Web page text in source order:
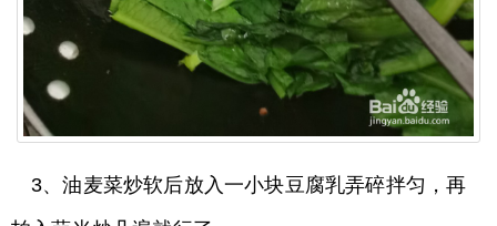
3、油麦菜炒软后放入一小块豆腐乳弄碎拌匀，再